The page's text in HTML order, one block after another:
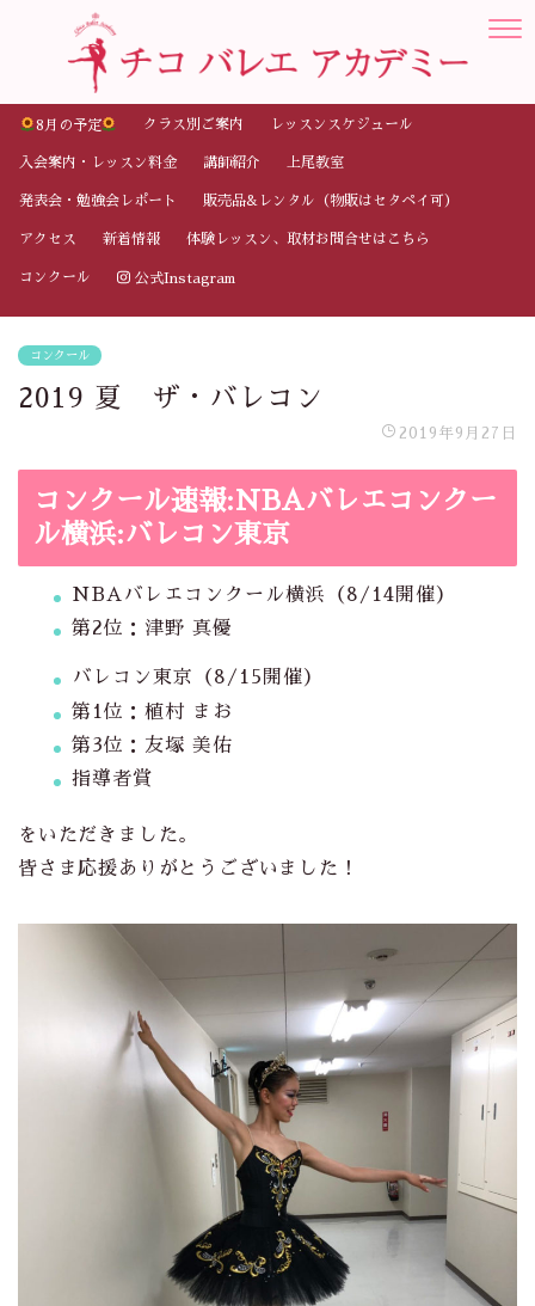
8月の予定 クラス別ご案内 レッスンスケジュール
入会案内・レッスン料金 講師紹介 上尾教室
発表会・勉強会レポート 販売品&レンタル（物販はセタペイ可）
アクセス 新着情報 体験レッスン、取材お問合せはこちら
コンクール 公式Instagram
コンクール
2019 夏 ザ・バレコン
2019年9月27日
コンクール速報:NBAバレエコンクー
ル横浜:バレコン東京
NBAバレエコンクール横浜（8/14開催）
第2位：津野 真優
バレコン東京（8/15開催）
第1位：植村 まお
第3位：友塚 美佑
指導者賞
をいただきました。
皆さま応援ありがとうございました！